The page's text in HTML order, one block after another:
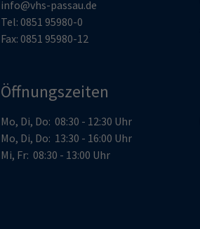
info@vhs-passau.de
Tel: 0851 95980-0
Fax: 0851 95980-12
Öffnungszeiten
Mo, Di, Do: 08:30 - 12:30 Uhr
Mo, Di, Do: 13:30 - 16:00 Uhr
Mi, Fr: 08:30 - 13:00 Uhr